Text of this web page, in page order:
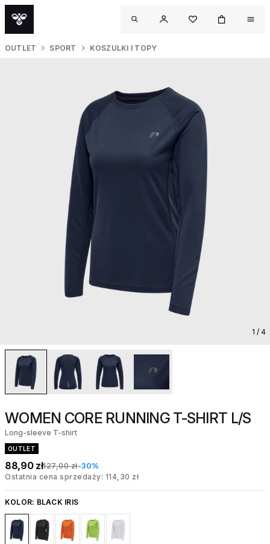
OUTLET SPORT KOSZULKI I TOPY
1 / 4
WOMEN CORE RUNNING T-SHIRT L/S
Long-sleeve T-shirt
OUTLET
88,90 zł127,00 zł-30%
Ostatnia cena sprzedaży: 114,30 zł
KOLOR: BLACK IRIS